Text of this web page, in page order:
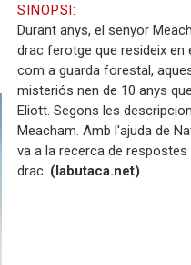
SINOPSI:
Durant anys, el senyor
drac ferotge que resideix en
com a guarda forestal,
misteriós nen de 10 anys
Eliott. Segons les
Meacham. Amb l'ajuda de
va a la recerca de
drac. (labutaca.net)